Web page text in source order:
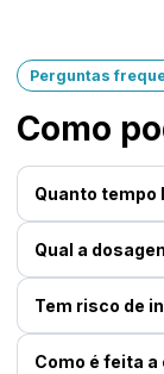
Perguntas
Como
Quanto tempo
Qual a
Tem risco de
Como é feita a